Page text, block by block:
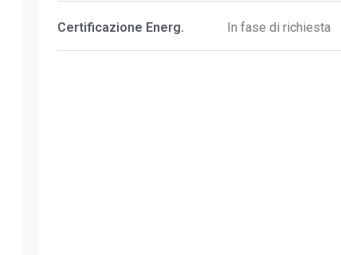
Certificazione Energ. In fase di richiesta